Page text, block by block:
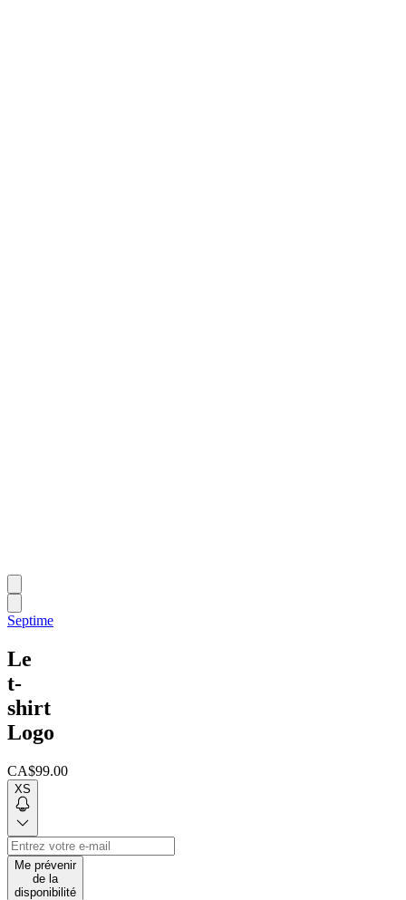
Septime
Le
t-
shirt
Logo
CA$99.00
XS
Me prévenir
de la
disponibilité